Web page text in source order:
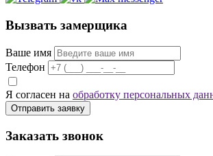
Вызвать замерщика
Ваше имя
Телефон
Я согласен на обработку персональных
Отправить заявку
Заказать звонок